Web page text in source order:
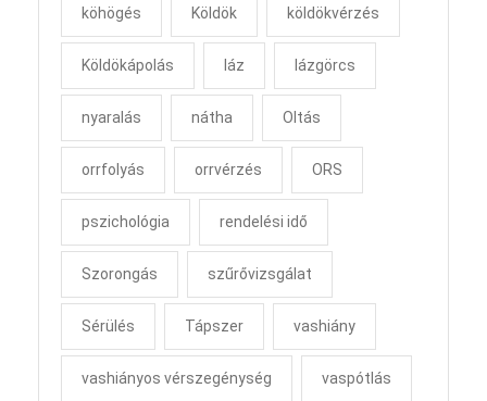
köhögés Köldök köldökvérzés
Köldökápolás láz lázgörcs
nyaralás nátha Oltás
orrfolyás orrvérzés ORS
pszichológia rendelési idő
Szorongás szűrővizsgálat
Sérülés Tápszer vashiány
vashiányos vérszegénység vaspótlás